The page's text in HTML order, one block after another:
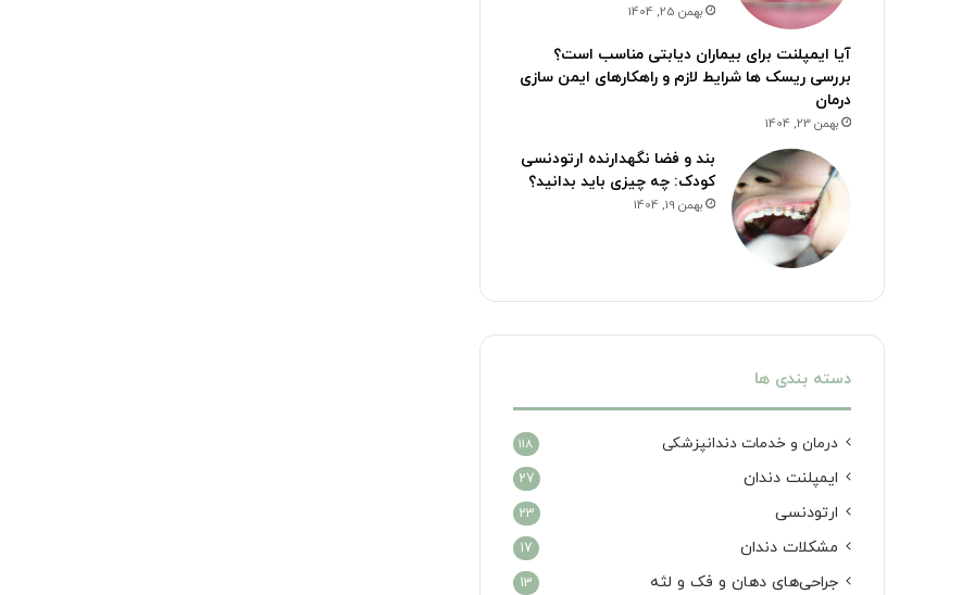
بهمن 25, 1404
آیا ایمپلنت برای بیماران دیابتی مناسب است؟
بررسی ریسک ها شرایط لازم و راهکارهای ایمن سازی
درمان
بهمن 23, 1404
بند و فضا نگهدارنده ارتودنسی
کودک: چه چیزی باید بدانید؟
بهمن 19, 1404
دسته بندی ها
درمان‌ و خدمات دندانپزشکی 118
ایمپلنت دندان 27
ارتودنسی 23
مشکلات دندان 17
جراحی‌های دهان و فک و لثه 13